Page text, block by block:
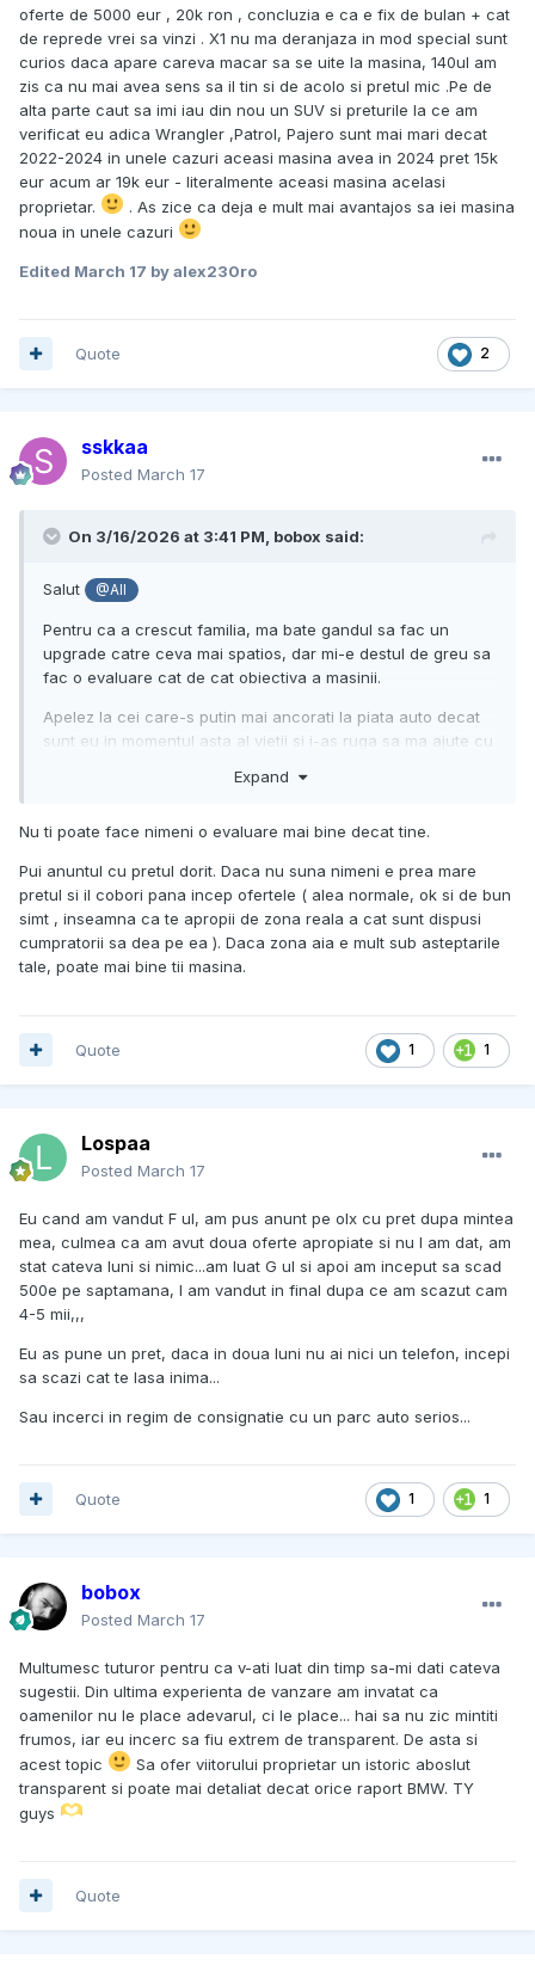
oferte de 5000 eur , 20k ron , concluzia e ca e fix de bulan + cat
de reprede vrei sa vinzi . X1 nu ma deranjaza in mod special sunt
curios daca apare careva macar sa se uite la masina, 140ul am
zis ca nu mai avea sens sa il tin si de acolo si pretul mic .Pe de
alta parte caut sa imi iau din nou un SUV si preturile la ce am
verificat eu adica Wrangler ,Patrol, Pajero sunt mai mari decat
2022-2024 in unele cazuri aceasi masina avea in 2024 pret 15k
eur acum ar 19k eur - literalmente aceasi masina acelasi
proprietar.
. As zice ca deja e mult mai avantajos sa iei masina
noua in unele cazuri
Edited March 17 by alex230ro
2
Quote
sskkaa
Posted March 17
On 3/16/2026 at 3:41 PM, bobox said:
Salut @All
Pentru ca a crescut familia, ma bate gandul sa fac un
upgrade catre ceva mai spatios, dar mi-e destul de greu sa
fac o evaluare cat de cat obiectiva a masinii.
Apelez la cei care-s putin mai ancorati la piata auto decat
sunt eu in momentul asta al vietii si i-as ruga sa ma ajute cu
descrierea topicului. La ultima cautare n-am gasit nimic
Multumesc anticipat.
Expand
Nu ti poate face nimeni o evaluare mai bine decat tine.
Pui anuntul cu pretul dorit. Daca nu suna nimeni e prea mare
pretul si il cobori pana incep ofertele ( alea normale, ok si de bun
simt , inseamna ca te apropii de zona reala a cat sunt dispusi
cumpratorii sa dea pe ea ). Daca zona aia e mult sub asteptarile
tale, poate mai bine tii masina.
1 1
Quote
Lospaa
Posted March 17
Eu cand am vandut F ul, am pus anunt pe olx cu pret dupa mintea
mea, culmea ca am avut doua oferte apropiate si nu l am dat, am
stat cateva luni si nimic...am luat G ul si apoi am inceput sa scad
500e pe saptamana, l am vandut in final dupa ce am scazut cam
4-5 mii,,,
Eu as pune un pret, daca in doua luni nu ai nici un telefon, incepi
sa scazi cat te lasa inima...
Sau incerci in regim de consignatie cu un parc auto serios...
1 1
Quote
bobox
Posted March 17
Multumesc tuturor pentru ca v-ati luat din timp sa-mi dati cateva
sugestii. Din ultima experienta de vanzare am invatat ca
oamenilor nu le place adevarul, ci le place... hai sa nu zic mintiti
frumos, iar eu incerc sa fiu extrem de transparent. De asta si
acest topic
Sa ofer viitorului proprietar un istoric aboslut
transparent si poate mai detaliat decat orice raport BMW. TY
guys
Quote